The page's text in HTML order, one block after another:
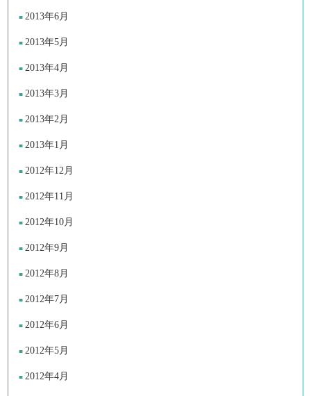
2013年6月
2013年5月
2013年4月
2013年3月
2013年2月
2013年1月
2012年12月
2012年11月
2012年10月
2012年9月
2012年8月
2012年7月
2012年6月
2012年5月
2012年4月